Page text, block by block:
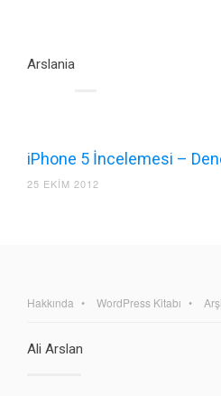
Arslania
iPhone 5 İncelemesi –
25 EKIM 2012
Hakkında WordPress Kitabı
Ali Arslan